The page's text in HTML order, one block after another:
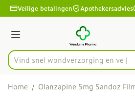
Ga naar de inhoud
1 van 1
Veilige betalingen Apothekersadvies
Menu
Product, merk, categorie...
Vind snel wondverzor
Home / Olanzapine 5mg Sandoz